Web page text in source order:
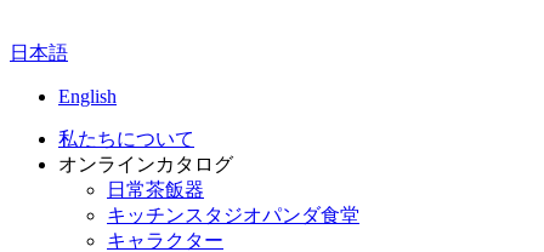
日本語
English
私たちについて
オンラインカタログ
日常茶飯器
キッチンスタジオパンダ食堂
キャラクター